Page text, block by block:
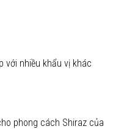
với nhiều khẩu vị khác
phong cách Shiraz của